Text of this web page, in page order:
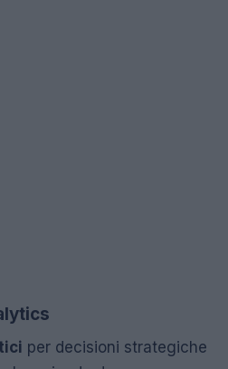
per decisioni strategiche